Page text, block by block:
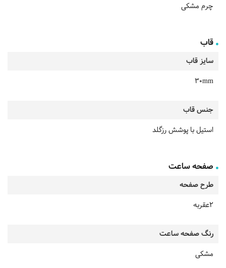
چرم مشکی
قاب
سایز قاب
30mm
جنس قاب
استیل با پوشش رزگلد
صفحه ساعت
طرح صفحه
2عقربه
رنگ صفحه ساعت
مشکی